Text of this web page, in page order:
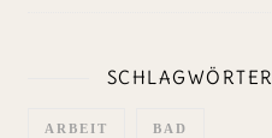
SCHLAGWÖRTER
ARBEIT BAD